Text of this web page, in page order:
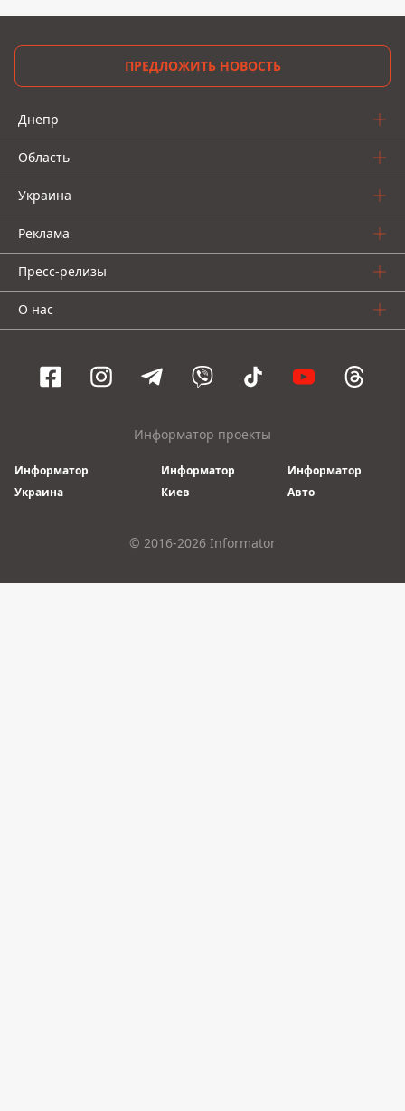
ПРЕДЛОЖИТЬ НОВОСТЬ
Днепр
Область
Украина
Реклама
Пресс-релизы
О нас
Информатор проекты
Информатор
Украина
Информатор
Киев
Информатор
Авто
© 2016-2026 Informator